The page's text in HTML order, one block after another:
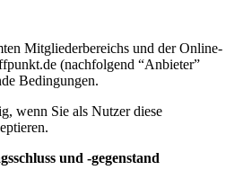
Mitgliederbereichs und der Online-
(nachfolgend “Anbieter”
Bedingungen.
wenn Sie als Nutzer diese
und -gegenstand